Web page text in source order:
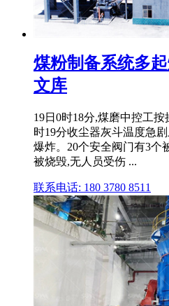
煤粉制备系统多
文库
19日0时18分,煤磨中控工
时19分收尘器灰斗温度急
爆炸。20个安全阀门有3个
被烧毁,无人员受伤 ...
联系电话: 180 3780 8511